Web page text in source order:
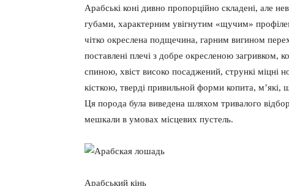
Арабські коні дивно пропорційно складені, але
губами, характерним увігнутим «щучим»
чітко окреслена подщечина, гарним вигином
поставлені плечі з добре окресленою загривком,
спиною, хвіст високо посаджений, стрункі міцні
кісткою, тверді привильной форми копита, м’які,
Ця порода була виведена шляхом тривалого
мешкали в умовах місцевих пустель.
Арабський кінь